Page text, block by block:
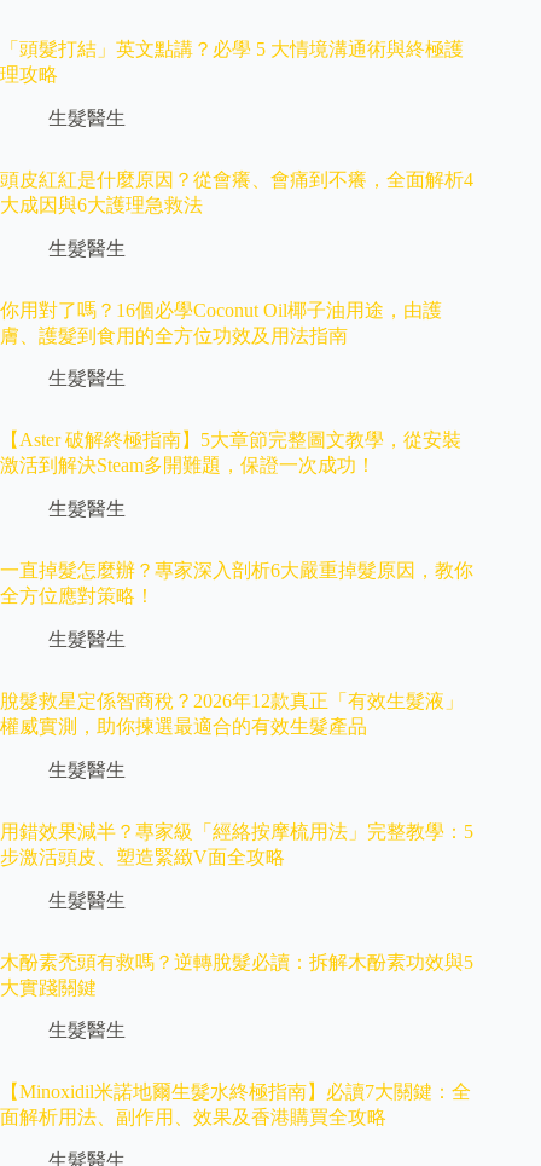
「頭髮打結」英文點講？必學 5 大情境溝通術與終極護
理攻略
生髮醫生
頭皮紅紅是什麼原因？從會癢、會痛到不癢，全面解析4
大成因與6大護理急救法
生髮醫生
你用對了嗎？16個必學Coconut Oil椰子油用途，由護
膚、護髮到食用的全方位功效及用法指南
生髮醫生
【Aster 破解終極指南】5大章節完整圖文教學，從安裝
激活到解決Steam多開難題，保證一次成功！
生髮醫生
一直掉髮怎麼辦？專家深入剖析6大嚴重掉髮原因，教你
全方位應對策略！
生髮醫生
脫髮救星定係智商稅？2026年12款真正「有效生髮液」
權威實測，助你揀選最適合的有效生髮產品
生髮醫生
用錯效果減半？專家級「經絡按摩梳用法」完整教學：5
步激活頭皮、塑造緊緻V面全攻略
生髮醫生
木酚素禿頭有救嗎？逆轉脫髮必讀：拆解木酚素功效與5
大實踐關鍵
生髮醫生
【Minoxidil米諾地爾生髮水終極指南】必讀7大關鍵：全
面解析用法、副作用、效果及香港購買全攻略
生髮醫生